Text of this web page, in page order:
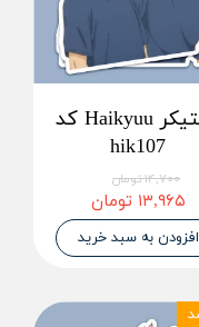
استیکر Haikyuu کد
hik107
۱۴,۷۰۰ تومان
۱۳,۹۶۵ تومان
افزودن به سبد خرید